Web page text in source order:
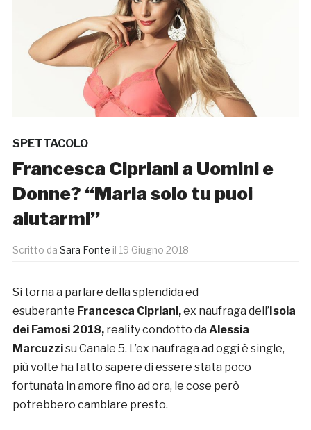
SPETTACOLO
Francesca Cipriani a Uomini e
Donne? “Maria solo tu puoi
aiutarmi”
Scritto da Sara Fonte il 19 Giugno 2018
Si torna a parlare della splendida ed
esuberante Francesca Cipriani,ex naufraga dell’ Isola
dei Famosi 2018, reality condotto da Alessia
Marcuzzisu Canale 5. L’ex naufraga ad oggi è single,
più volte ha fatto sapere di essere stata poco
fortunata in amore fino ad ora, le cose però
potrebbero cambiare presto.